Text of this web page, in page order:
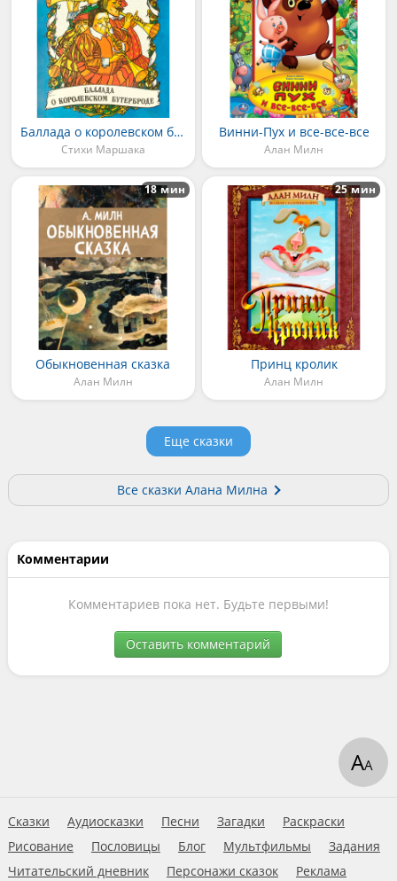
Баллада о королевском бутерброде
Стихи Маршака
Винни-Пух и все-все-все
Алан Милн
Обыкновенная сказка
Алан Милн
18 мин
Принц кролик
Алан Милн
25 мин
Еще сказки
Все сказки Алана Милна
Комментарии
Комментариев пока нет. Будьте первыми!
Оставить комментарий
Сказки Аудиосказки Песни Загадки
Раскраски
Рисование
Пословицы Блог Мультфильмы
Задания
Читательский дневник
Персонажи сказок Реклама
АА